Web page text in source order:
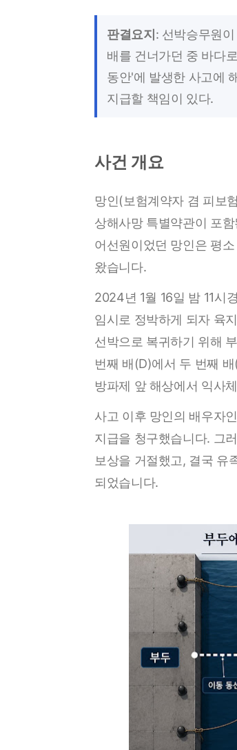
판결요지: 선박승무원
배를 건너가던 중 바다
동안'에 발생한 사고에
지급할 책임이 있다.
사건 개요
망인(보험계약자 겸 피보
상해사망 특별약관이 포
어선원이었던 망인은 평
왔습니다.
2024년 1월 16일 밤 11시
임시로 정박하게 되자 육
선박으로 복귀하기 위해
번째 배(D)에서 두 번째
방파제 앞 해상에서 익사
사고 이후 망인의 배우자
지급을 청구했습니다. 그
보상을 거절했고, 결국 유
되었습니다.